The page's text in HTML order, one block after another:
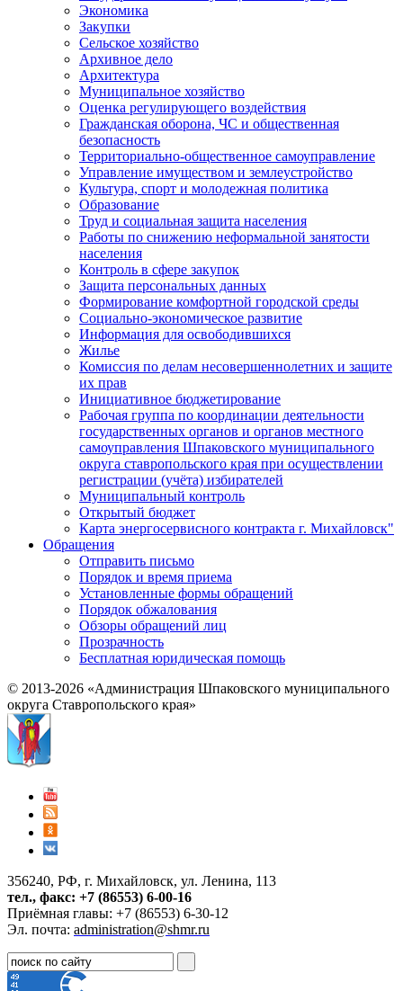
Экономика
Закупки
Сельское хозяйство
Архивное дело
Архитектура
Муниципальное хозяйство
Оценка регулирующего воздействия
Гражданская оборона, ЧС и общественная
безопасность
Территориально-общественное самоуправление
Управление имуществом и землеустройство
Культура, спорт и молодежная политика
Образование
Труд и социальная защита населения
Работы по снижению неформальной занятости
населения
Контроль в сфере закупок
Защита персональных данных
Формирование комфортной городской среды
Социально-экономическое развитие
Информация для освободившихся
Жилье
Комиссия по делам несовершеннолетних и защите
их прав
Инициативное бюджетирование
Рабочая группа по координации деятельности
государственных органов и органов местного
самоуправления Шпаковского муниципального
округа ставропольского края при осуществлении
регистрации (учёта) избирателей
Муниципальный контроль
Открытый бюджет
Карта энергосервисного контракта г. Михайловск"
Обращения
Отправить письмо
Порядок и время приема
Установленные формы обращений
Порядок обжалования
Обзоры обращений лиц
Прозрачность
Бесплатная юридическая помощь
© 2013-2026 «Администрация Шпаковского муниципального
округа Ставропольского края»
356240, РФ, г. Михайловск, ул. Ленина, 113
тел., факс: +7 (86553) 6-00-16
Приёмная главы: +7 (86553) 6-30-12
Эл. почта: administration@shmr.ru